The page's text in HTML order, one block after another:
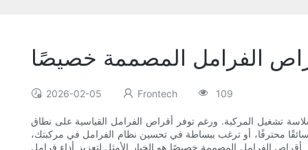
الفرامل المصممة خصيصًا
2026-02-05 Frontech 109
تشغيل المركبة. ورغم توفر أقراص الفرامل القياسية على نطاق
محترفًا، أو ترغب ببساطة في تحسين نظام الفرامل في مركبتك،
الفرامل المصممة خصيصًا هو الخيار الأمثل لتعزيز أداء فرامل